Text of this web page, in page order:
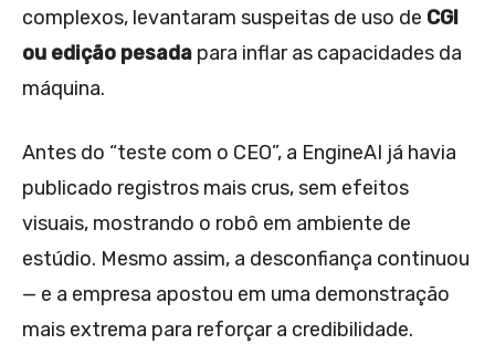
complexos, levantaram suspeitas de uso de CGI
ou edição pesada para inflar as capacidades da
máquina.
Antes do “teste com o CEO”, a EngineAI já havia
publicado registros mais crus, sem efeitos
visuais, mostrando o robô em ambiente de
estúdio. Mesmo assim, a desconfiança continuou
— e a empresa apostou em uma demonstração
mais extrema para reforçar a credibilidade.